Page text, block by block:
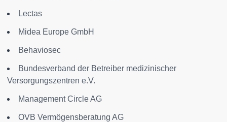
Lectas
Midea Europe GmbH
Behaviosec
Bundesverband der Betreiber medizinischer
Versorgungszentren e.V.
Management Circle AG
OVB Vermögensberatung AG